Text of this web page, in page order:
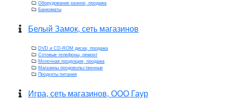
Оборудование разное, продажа
Банкоматы
Белый Замок, сеть магазинов
DVD и CD-ROM диски, продажа
Сотовые телефоны, ремонт
Молочная продукция, продажа
Магазины продовольственные
Продукты питания
Игра, сеть магазинов, ООО Гаур